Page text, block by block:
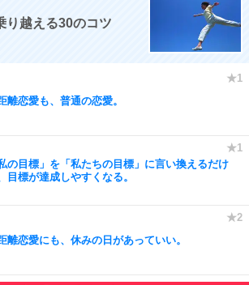
り越える30のコツ
離恋愛も、普通の恋愛。
私の目標」を「私たちの目標」に言い換えるだけ
目標が達成しやすくなる。
離恋愛にも、休みの日があっていい。